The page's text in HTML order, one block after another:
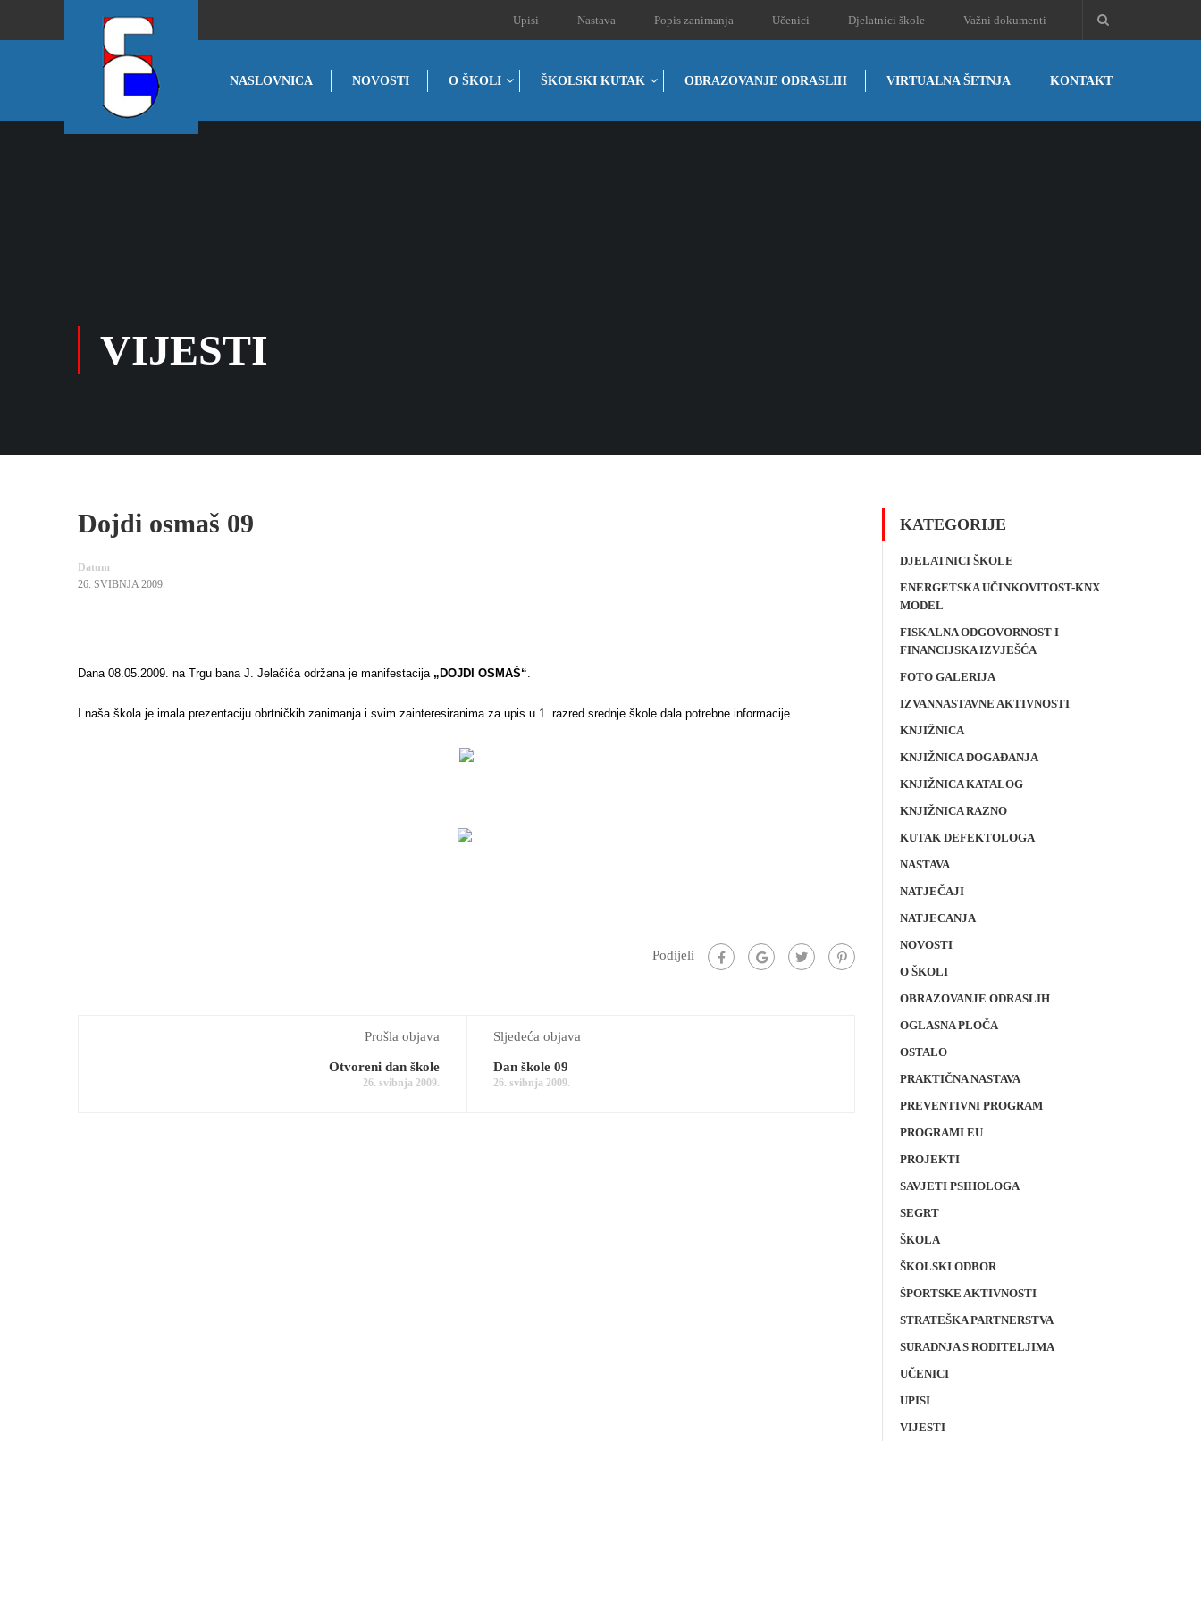
Upisi Nastava Popis zanimanja Učenici Djelatnici škole Važni dokumenti
NASLOVNICA NOVOSTI O ŠKOLI ŠKOLSKI KUTAK OBRAZOVANJE ODRASLIH VIRTUALNA ŠETNJA KONTAKT
VIJESTI
Dojdi osmaš 09
Datum
26. SVIBNJA 2009.
Dana 08.05.2009. na Trgu bana J. Jelačića održana je manifestacija „DOJDI OSMAŠ“.
I naša škola je imala prezentaciju obrtničkih zanimanja i svim zainteresiranima za upis u 1. razred srednje škole dala potrebne informacije.
Podijeli
Prošla objava
Otvoreni dan škole
26. svibnja 2009.
Sljedeća objava
Dan škole 09
26. svibnja 2009.
KATEGORIJE
DJELATNICI ŠKOLE
ENERGETSKA UČINKOVITOST-KNX
MODEL
FISKALNA ODGOVORNOST I
FINANCIJSKA IZVJEŠĆA
FOTO GALERIJA
IZVANNASTAVNE AKTIVNOSTI
KNJIŽNICA
KNJIŽNICA DOGAĐANJA
KNJIŽNICA KATALOG
KNJIŽNICA RAZNO
KUTAK DEFEKTOLOGA
NASTAVA
NATJEČAJI
NATJECANJA
NOVOSTI
O ŠKOLI
OBRAZOVANJE ODRASLIH
OGLASNA PLOČA
OSTALO
PRAKTIČNA NASTAVA
PREVENTIVNI PROGRAM
PROGRAMI EU
PROJEKTI
SAVJETI PSIHOLOGA
SEGRT
ŠKOLA
ŠKOLSKI ODBOR
ŠPORTSKE AKTIVNOSTI
STRATEŠKA PARTNERSTVA
SURADNJA S RODITELJIMA
UČENICI
UPISI
VIJESTI